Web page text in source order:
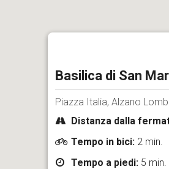
Basilica di San
Piazza Italia, Alzano
Distanza dalla
Tempo in bici: 2 min.
Tempo a piedi: 5 min.